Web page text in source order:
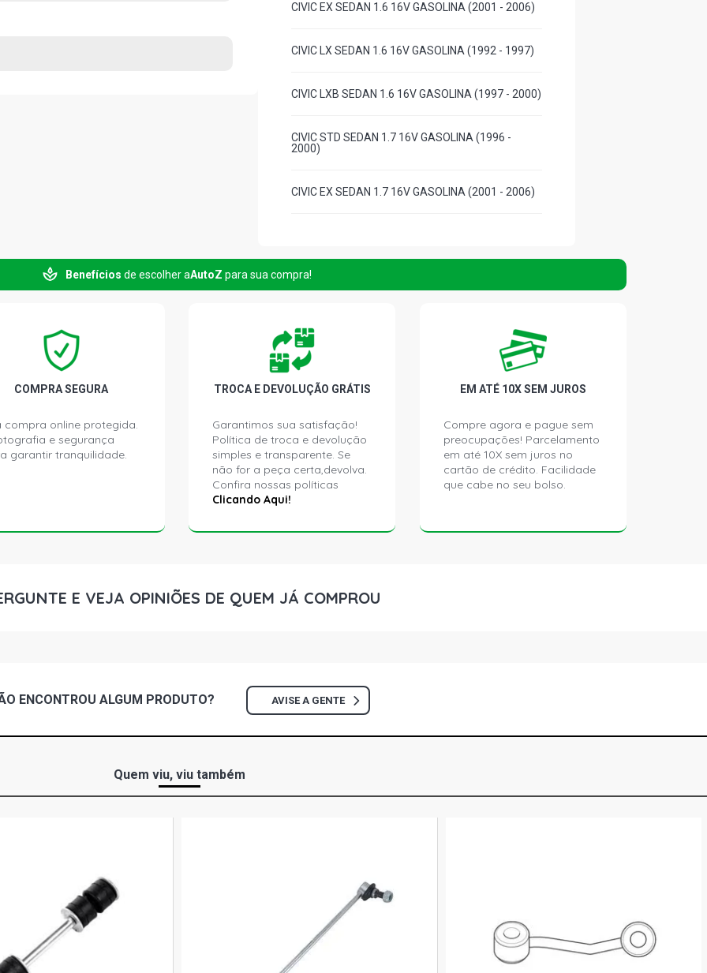
CIVIC EX SEDAN 1.6 16V GASOLINA (2001 - 2006)
CIVIC LX SEDAN 1.6 16V GASOLINA (1992 - 1997)
CIVIC LXB SEDAN 1.6 16V GASOLINA (1997 - 2000)
CIVIC STD SEDAN 1.7 16V GASOLINA (1996 -
2000)
CIVIC EX SEDAN 1.7 16V GASOLINA (2001 - 2006)
CIVIC LXB SEDAN 1.7 16V GASOLINA (2001 - 2006)
CIVIC EX SEDAN 1.8 16V GASOLINA (2001 - 2006)
Benefícios de escolher aAutoZ para sua compra!
COMPRA SEGURA
compra online protegida.
e segurança
garantir tranquilidade.
TROCA E DEVOLUÇÃO GRÁTIS
Garantimos sua satisfação!
Política de troca e devolução
simples e transparente. Se
não for a peça certa,devolva.
Confira nossas políticas
Clicando Aqui!
EM ATÉ 10X SEM JUROS
Compre agora e pague sem
preocupações! Parcelamento
em até 10X sem juros no
cartão de crédito. Facilidade
que cabe no seu bolso.
E VEJA OPINIÕES DE QUEM JÁ COMPROU
ENCONTROU ALGUM PRODUTO? AVISE A GENTE
Quem viu, viu também